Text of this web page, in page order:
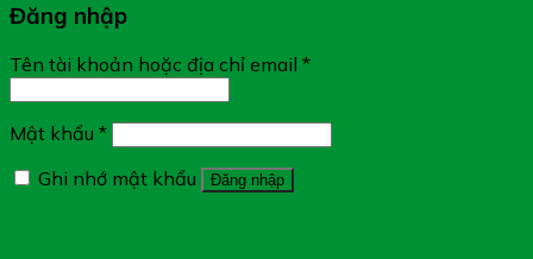
Đăng nhập
Tên tài khoản hoặc địa chỉ email *
Mật khẩu *
Ghi nhớ mật khẩu
Đăng nhập